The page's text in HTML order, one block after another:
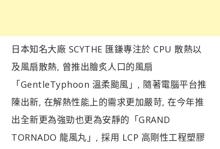
日本知名大廠 SCYTHE 匯鎌專注於 CPU 散熱以
及風扇散熱, 曾推出膾炙人口的風扇
「GentleTyphoon 溫柔颱風」, 隨著電腦平台推
陳出新, 在解熱性能上的需求更加嚴苛, 在今年推
出全新更為強勁也更為安靜的「GRAND
TORNADO 龍風丸」, 採用 LCP 高剛性工程塑膠